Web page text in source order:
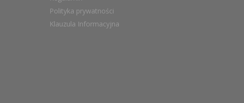
Polityka prywatności
Klauzula Informacyjna